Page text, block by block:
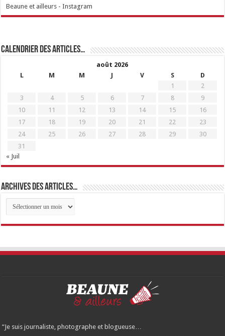
Beaune et ailleurs - Instagram
Calendrier des articles…
août 2026
L
M M J V S
D
1
2
3
4 5 6 7 8
9
10
11 12 13 14 15
16
17
18 19 20 21 22
23
24
25 26 27 28 29
30
31
« Juil
Archives des articles…
Archives
des
articles…
“Je suis journaliste, photographe et blogueuse…